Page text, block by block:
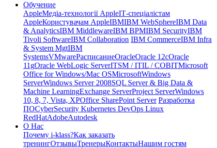
Обучение
AppleМедіа-технології AppleІТ-спеціалістам
AppleКористувачам AppleIBMIBM WebSphereIBM Data
& AnalyticsIBM MiddlewareIBM BPMIBM SecurityIBM
Tivoli SoftwareIBM Collaboration IBM CommerceIBM Infra
& System MgtIBM
SystemsVMwareРасписаниеOracleOracle 12cOracle
11gOracle WebLogic ServerITSM / ITIL / COBITMicrosoft
Office for Windows/Mac OSMicrosoftWindows
ServerWindows Server 2008SQL Server & Big Data &
Machine LearningExchange ServerProject ServerWindows
10, 8, 7, Vista, XPOffice SharePoint Server Разработка
ПОCyberSecurity Kubernetes DevOps Linux
RedHatAdobeAutodesk
О Нас
Почему i-klass?Как заказать
тренингОтзывыТренерыКонтактыНашим гостям